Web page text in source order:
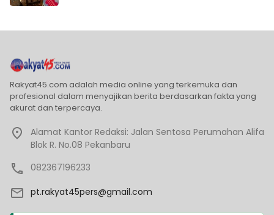
Rakyat45.com adalah media online yang terkemuka dan
profesional dalam menyajikan berita berdasarkan fakta yang
akurat dan terpercaya.
Alamat Kantor Redaksi: Jalan Sentosa Perumahan Alifa
Blok R. No.08 Pekanbaru
082367196233
pt.rakyat45pers@gmail.com